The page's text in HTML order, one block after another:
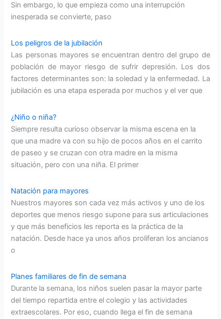
Sin embargo, lo que empieza como una interrupción
inesperada se convierte, paso
Los peligros de la jubilación
Las personas mayores se encuentran dentro del grupo de
población de mayor riesgo de sufrir depresión. Los dos
factores determinantes son: la soledad y la enfermedad. La
jubilación es una etapa esperada por muchos y el ver que
¿Niño o niña?
Siempre resulta curioso observar la misma escena en la
que una madre va con su hijo de pocos años en el carrito
de paseo y se cruzan con otra madre en la misma
situación, pero con una niña. El primer
Natación para mayores
Nuestros mayores son cada vez más activos y uno de los
deportes que menos riesgo supone para sus articulaciones
y que más beneficios les reporta es la práctica de la
natación. Desde hace ya unos años proliferan los ancianos
o
Planes familiares de fin de semana
Durante la semana, los niños suelen pasar la mayor parte
del tiempo repartida entre el colegio y las actividades
extraescolares. Por eso, cuando llega el fin de semana